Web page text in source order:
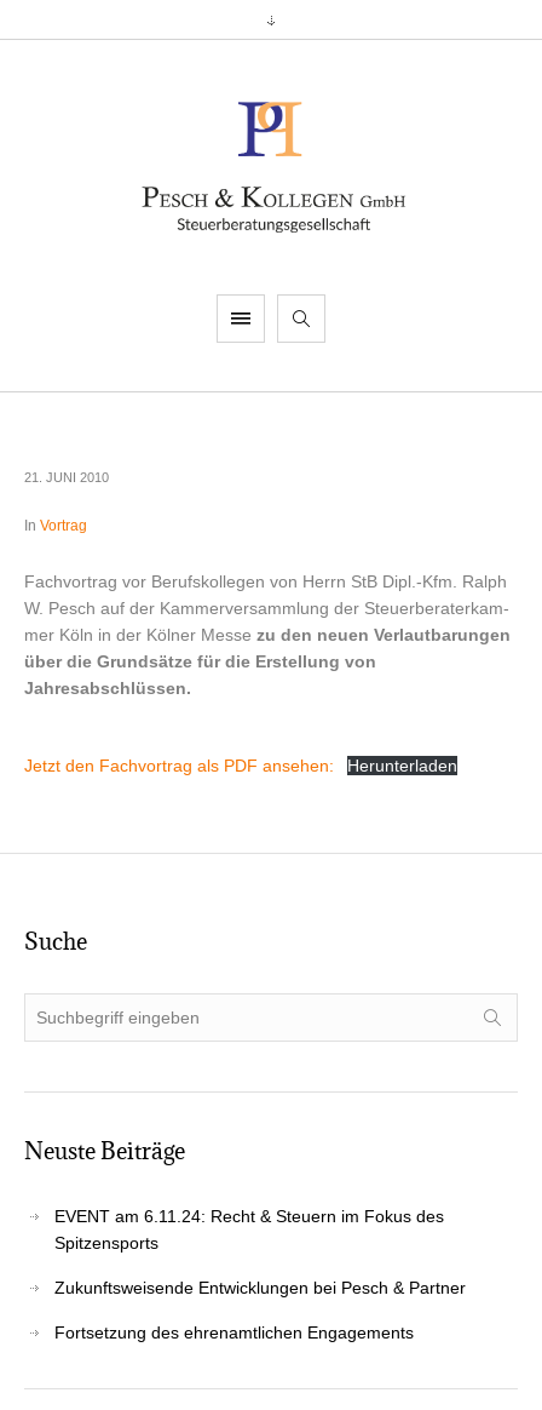
21. JUNI 2010
In Vortrag
Fach­vor­trag vor Berufs­kol­le­gen von Herrn StB Dipl.-Kfm. Ralph
W. Pesch auf der Kam­mer­ver­samm­lung der Steu­er­be­ra­ter­kam­
mer Köln in der Köl­ner Mes­se zu den neu­en Ver­laut­ba­run­gen
über die Grund­sät­ze für die Erstel­lung von
Jahresabschlüssen.
Jetzt den Fach­vor­trag als PDF anse­hen: Her­un­ter­la­den
Suche
Neus­te Beiträge
EVENT am 6.11.24: Recht & Steu­ern im Fokus des
Spitzensports
Zukunfts­wei­sen­de Ent­wick­lun­gen bei Pesch & Partner
Fort­set­zung des ehren­amt­li­chen Engagements